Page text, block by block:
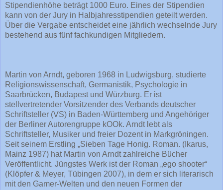
Stipendienhöhe beträgt 1000 Euro. Eines der Stipendien
kann von der Jury in Halbjahresstipendien geteilt werden.
Über die Vergabe entscheidet eine jährlich wechselnde Jury
bestehend aus fünf fachkundigen Mitgliedern.
Martin von Arndt, geboren 1968 in Ludwigsburg, studierte
Religionswissenschaft, Germanistik, Psychologie in
Saarbrücken, Budapest und Würzburg. Er ist
stellvertretender Vorsitzender des Verbands deutscher
Schriftsteller (VS) in Baden-Württemberg und Angehöriger
der Berliner Autorengruppe kOOk. Arndt lebt als
Schriftsteller, Musiker und freier Dozent in Markgröningen.
Seit seinem Erstling „Sieben Tage Honig. Roman. (Ikarus,
Mainz 1987) hat Martin von Arndt zahlreiche Bücher
Veröffentlicht. Jüngstes Werk ist der Roman „ego shooter“
(Klöpfer & Meyer, Tübingen 2007), in dem er sich literarisch
mit den Gamer-Welten und den neuen Formen der